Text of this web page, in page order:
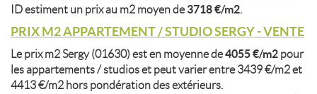
ID estiment un prix au m2 moyen de 3718 €/m2.
PRIX M2 APPARTEMENT / STUDIO SERGY - VENTE
Le prix m2 Sergy (01630) est en moyenne de4055 €/m2 pour
les appartements / studios et peut varier entre 3439 €/m2 et
4413 €/m2 hors pondération des extérieurs.